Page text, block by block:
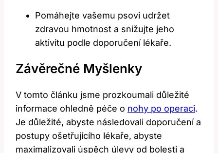
Pomáhejte vašemu psovi udržet
zdravou hmotnost a snižujte jeho
aktivitu podle doporučení lékaře.
Závěrečné Myšlenky
V tomto článku jsme prozkoumali důležité
informace ohledně péče o nohy po operaci.
Je důležité, abyste následovali doporučení a
postupy ošetřujícího lékaře, abyste
maximalizovali úspěch úlevy od bolesti a